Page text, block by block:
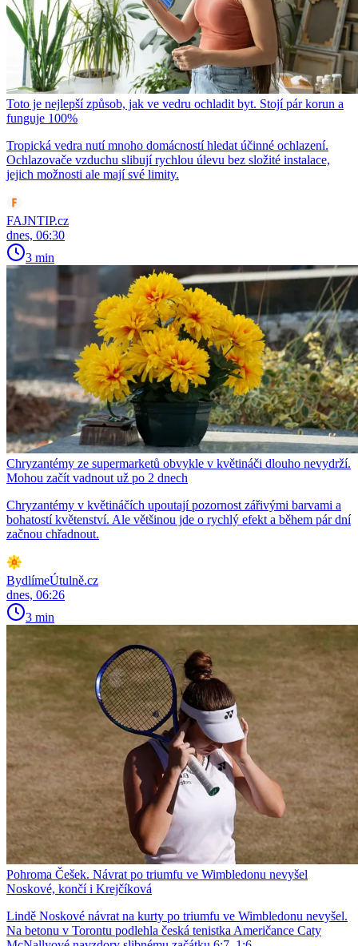
Toto je nejlepší způsob, jak ve vedru ochladit byt. Stojí pár korun a
funguje 100%
Tropická vedra nutí mnoho domácností hledat účinné ochlazení.
Ochlazovače vzduchu slibují rychlou úlevu bez složité instalace,
jejich možnosti ale mají své limity.
FAJNTIP.cz
dnes, 06:30
3 min
Chryzantémy ze supermarketů obvykle v květináči dlouho nevydrží.
Mohou začít vadnout už po 2 dnech
Chryzantémy v květináčích upoutají pozornost zářivými barvami a
bohatostí květenství. Ale většinou jde o rychlý efekt a během pár dní
začnou chřadnout.
BydlímeÚtulně.cz
dnes, 06:26
3 min
Pohroma Češek. Návrat po triumfu ve Wimbledonu nevyšel
Noskové, končí i Krejčíková
Lindě Noskové návrat na kurty po triumfu ve Wimbledonu nevyšel.
Na betonu v Torontu podlehla česká tenistka Američance Caty